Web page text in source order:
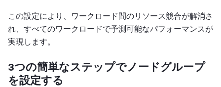
この設定により、ワークロード間のリソース競合が解消さ
れ、すべてのワークロードで予測可能なパフォーマンスが
実現します。
3つの簡単なステップでノードグループ
を設定する